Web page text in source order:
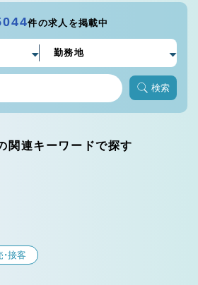
件の求人を掲載中
検索
関連キーワードで探す
接客